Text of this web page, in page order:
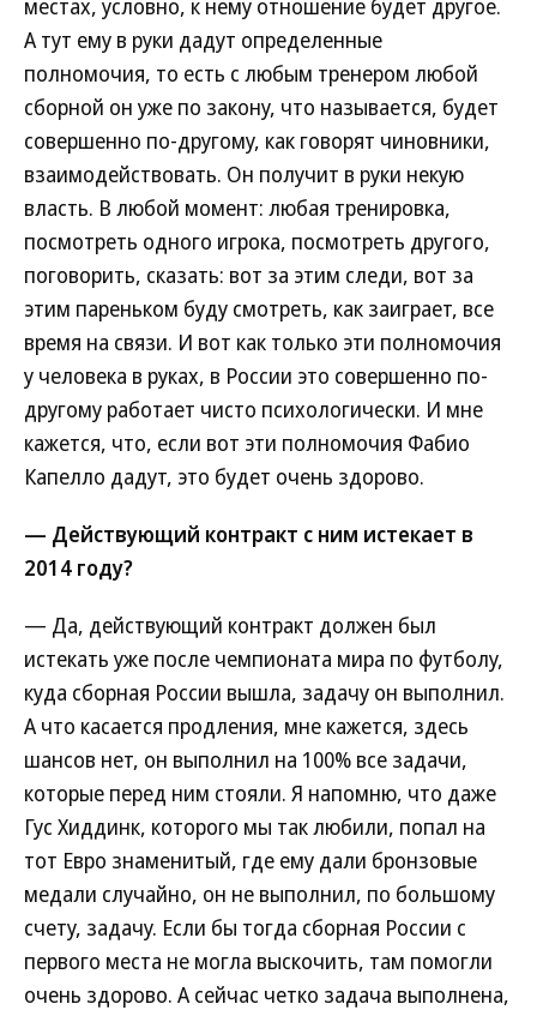
местах, условно, к нему отношение будет другое.
А тут ему в руки дадут определенные
полномочия, то есть с любым тренером любой
сборной он уже по закону, что называется, будет
совершенно по-другому, как говорят чиновники,
взаимодействовать. Он получит в руки некую
власть. В любой момент: любая тренировка,
посмотреть одного игрока, посмотреть другого,
поговорить, сказать: вот за этим следи, вот за
этим пареньком буду смотреть, как заиграет, все
время на связи. И вот как только эти полномочия
у человека в руках, в России это совершенно по-
другому работает чисто психологически. И мне
кажется, что, если вот эти полномочия Фабио
Капелло дадут, это будет очень здорово.
— Действующий контракт с ним истекает в
2014 году?
— Да, действующий контракт должен был
истекать уже после чемпионата мира по футболу,
куда сборная России вышла, задачу он выполнил.
А что касается продления, мне кажется, здесь
шансов нет, он выполнил на 100% все задачи,
которые перед ним стояли. Я напомню, что даже
Гус Хиддинк, которого мы так любили, попал на
тот Евро знаменитый, где ему дали бронзовые
медали случайно, он не выполнил, по большому
счету, задачу. Если бы тогда сборная России с
первого места не могла выскочить, там помогли
очень здорово. А сейчас четко задача выполнена,